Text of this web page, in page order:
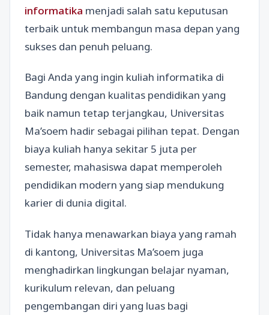
informatika menjadi salah satu keputusan
terbaik untuk membangun masa depan yang
sukses dan penuh peluang.
Bagi Anda yang ingin kuliah informatika di
Bandung dengan kualitas pendidikan yang
baik namun tetap terjangkau, Universitas
Ma’soem hadir sebagai pilihan tepat. Dengan
biaya kuliah hanya sekitar 5 juta per
semester, mahasiswa dapat memperoleh
pendidikan modern yang siap mendukung
karier di dunia digital.
Tidak hanya menawarkan biaya yang ramah
di kantong, Universitas Ma’soem juga
menghadirkan lingkungan belajar nyaman,
kurikulum relevan, dan peluang
pengembangan diri yang luas bagi